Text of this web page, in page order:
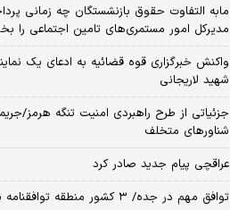
مابه التفاوت حقوق بازنشستگان چه زمانی
مدیرکل امور مستمری‌های تامین اجتماعی را
واکنش خبرگزاری قوه قضائیه به ادعای یک
شهید لاریجانی
شناورهای متخلف
عراقچی پیام جدید صادر کرد
توافق مهم در جده/ ۳ کشور منطقه توافقنامه نظامی امضا می‌کنند